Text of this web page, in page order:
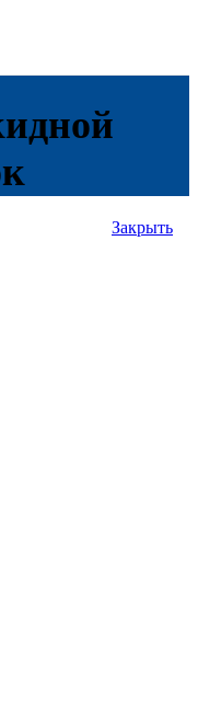
Закрыть